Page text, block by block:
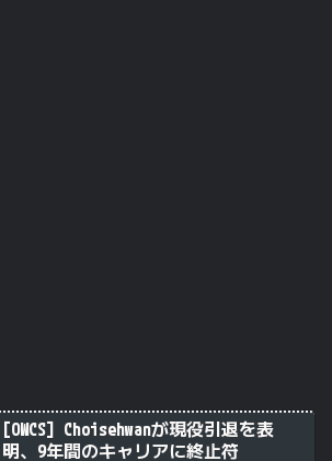
[OWCS] Choisehwanが現役引退を表
明、9年間のキャリアに終止符